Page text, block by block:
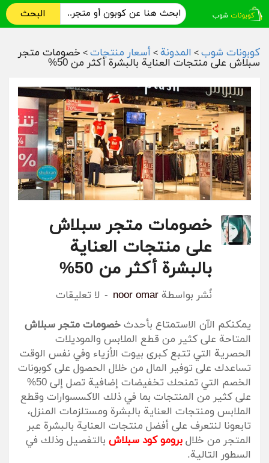
البحث
كوبونات شوب > المدونة > أسعار منتجات > خصومات متجر
سبلاش على منتجات العناية بالبشرة أكثر من 50%
خصومات متجر سبلاش
على منتجات العناية
بالبشرة أكثر من 50%
نٌشر بواسطة noor omar لا تعليقات
يمكنكم الآن الاستمتاع بأحدث خصومات متجر سبلاش
المتاحة على كثير من قطع الملابس والموديلات
الحصرية التي تتبع كبرى بيوت الأزياء وفي نفس الوقت
تساعدك على توفير المال من خلال الحصول على كوبونات
الخصم التي تمنحك تخفيضات إضافية تصل إلى 50%
على كثير من المنتجات بما في ذلك الاكسسوارات وقطع
الملابس ومنتجات العناية بالبشرة ومستلزمات المنزل،
تابعونا لنتعرف على أفضل منتجات العناية بالبشرة عبر
المتجر من خلال برومو كود سبلاش بالتفصيل وذلك في
السطور التالية.